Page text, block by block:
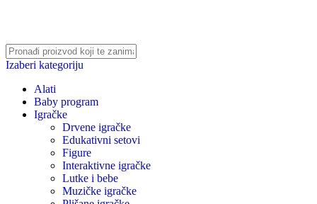
Izaberi kategoriju
Alati
Baby program
Igračke
Drvene igračke
Edukativni setovi
Figure
Interaktivne igračke
Lutke i bebe
Muzičke igračke